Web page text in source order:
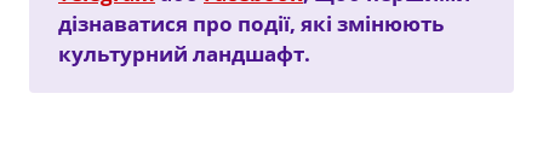
дізнаватися про події, які змінюють
культурний ландшафт.